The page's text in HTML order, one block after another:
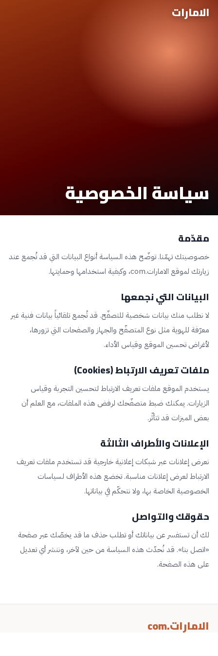
الامارات
سياسة الخصوصية
مقدّمة
خصوصيتك تهمّنا. توضّح هذه السياسة أنواع البيانات التي قد تُجمع عند
زيارتك لموقع الامارات.com، وكيفية استخدامها وحمايتها.
البيانات التي نجمعها
لا نطلب منك بيانات شخصية للتصفّح. قد تُجمع تلقائياً بيانات فنية غير
معرّفة للهوية مثل نوع المتصفّح والجهاز والصفحات التي تزورها،
لأغراض تحسين الموقع وقياس الأداء.
ملفات تعريف الارتباط (Cookies)
يستخدم الموقع ملفات تعريف الارتباط لتحسين التجربة وقياس
الزيارات. يمكنك ضبط متصفّحك لرفض هذه الملفات، مع العلم أن
بعض الميزات قد تتأثّر.
الإعلانات والأطراف الثالثة
نعرض إعلانات عبر شبكات إعلانية خارجية قد تستخدم ملفات تعريف
الارتباط لعرض إعلانات مناسبة. تخضع هذه الأطراف لسياسات
الخصوصية الخاصة بها، ولا نتحكّم في بياناتها.
حقوقك والتواصل
لك أن تستفسر عن بياناتك أو تطلب حذف ما قد يخصّك عبر صفحة
«اتصل بنا». قد نُحدّث هذه السياسة من حين لآخر، وننشر أي تعديل
على هذه الصفحة.
الامارات.com